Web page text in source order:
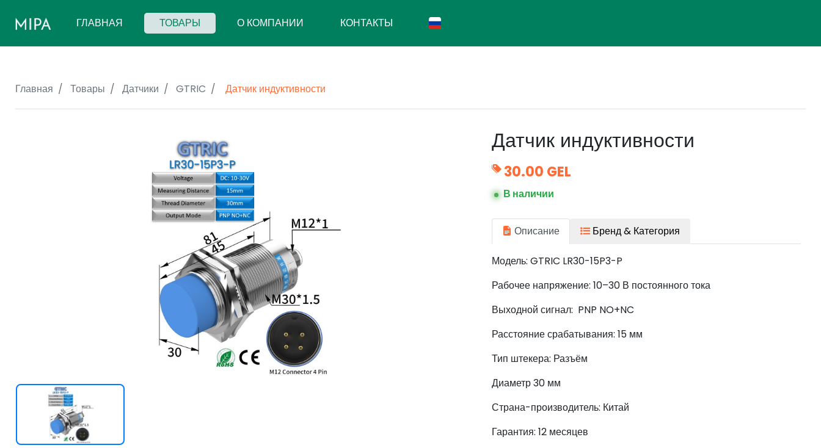
ГЛАВНАЯ(CURRENT)ТОВАРЫ О КОМПАНИИ КОНТАКТЫ
Главная Товары Датчики GTRIC Датчик индуктивности
Датчик индуктивности
30.00 GEL
В наличии
Описание Бренд & Категория
Модель: GTRIC LR30-15P3-P
Рабочее напряжение: 10–30 В постоянного тока
Выходной сигнал: PNP NO+NC
Расстояние срабатывания: 15 мм
Тип штекера: Разъём
Диаметр 30 мм
Страна-производитель: Китай
Гарантия: 12 месяцев